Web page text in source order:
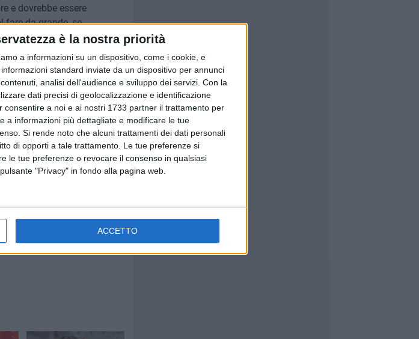
è la nostra priorità
a informazioni su un dispositivo, come i cookie, e
standard inviate da un dispositivo per annunci
analisi dell'audience e sviluppo dei servizi. Con la
dati precisi di geolocalizzazione e identificazione
a noi e ai nostri 1733 partner il trattamento per
a informazioni più dettagliate e modificare le tue
Si rende noto che alcuni trattamenti dei dati personali
di opporti a tale trattamento. Le tue preferenze si
le tue preferenze o revocare il consenso in qualsiasi
"Privacy" in fondo alla pagina web.
ACCETTO
e dovrebbe essere
fare da grande, se
nella mischia della
Il compenso?
della politica appare
a fare i cartoni", parte la